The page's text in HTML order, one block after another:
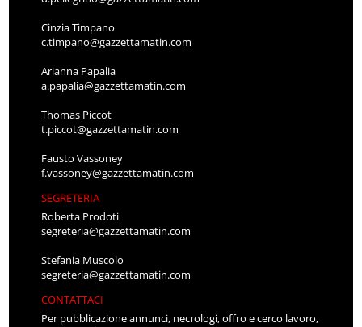
Cinzia Timpano
c.timpano@gazzettamatin.com
Arianna Papalia
a.papalia@gazzettamatin.com
Thomas Piccot
t.piccot@gazzettamatin.com
Fausto Vassoney
f.vassoney@gazzettamatin.com
SEGRETERIA
Roberta Prodoti
segreteria@gazzettamatin.com
Stefania Muscolo
segreteria@gazzettamatin.com
CONTATTACI
Per pubblicazione annunci, necrologi, offro e cerco lavoro,